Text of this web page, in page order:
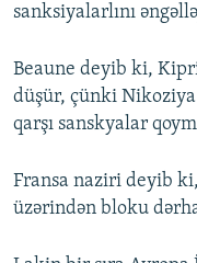
sanksiyalarlını
Beaune deyib ki,
düşür, çünki
qarşı sanskyalar
Fransa naziri deyib
üzərindən bloku